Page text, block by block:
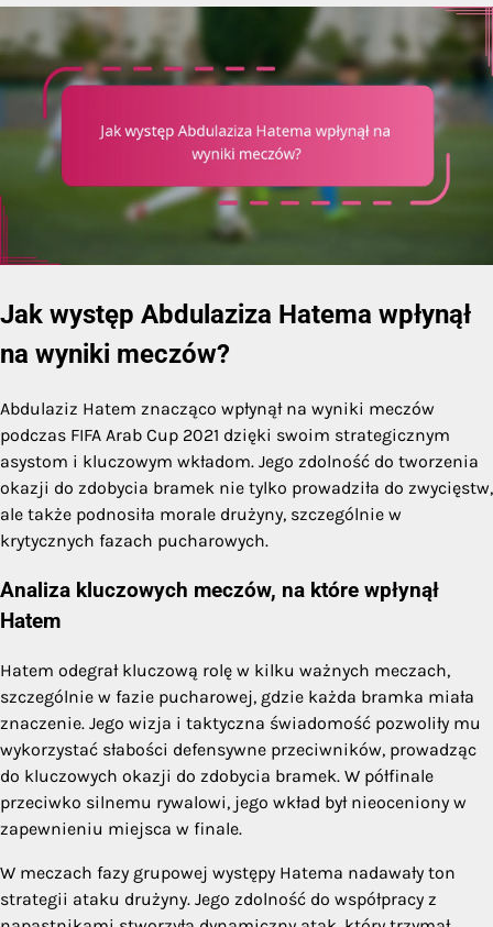
Jak występ Abdulaziza Hatema wpłynął
na wyniki meczów?
Abdulaziz Hatem znacząco wpłynął na wyniki meczów
podczas FIFA Arab Cup 2021 dzięki swoim strategicznym
asystom i kluczowym wkładom. Jego zdolność do tworzenia
okazji do zdobycia bramek nie tylko prowadziła do zwycięstw,
ale także podnosiła morale drużyny, szczególnie w
krytycznych fazach pucharowych.
Analiza kluczowych meczów, na które wpłynął
Hatem
Hatem odegrał kluczową rolę w kilku ważnych meczach,
szczególnie w fazie pucharowej, gdzie każda bramka miała
znaczenie. Jego wizja i taktyczna świadomość pozwoliły mu
wykorzystać słabości defensywne przeciwników, prowadząc
do kluczowych okazji do zdobycia bramek. W półfinale
przeciwko silnemu rywalowi, jego wkład był nieoceniony w
zapewnieniu miejsca w finale.
W meczach fazy grupowej występy Hatema nadawały ton
strategii ataku drużyny. Jego zdolność do współpracy z